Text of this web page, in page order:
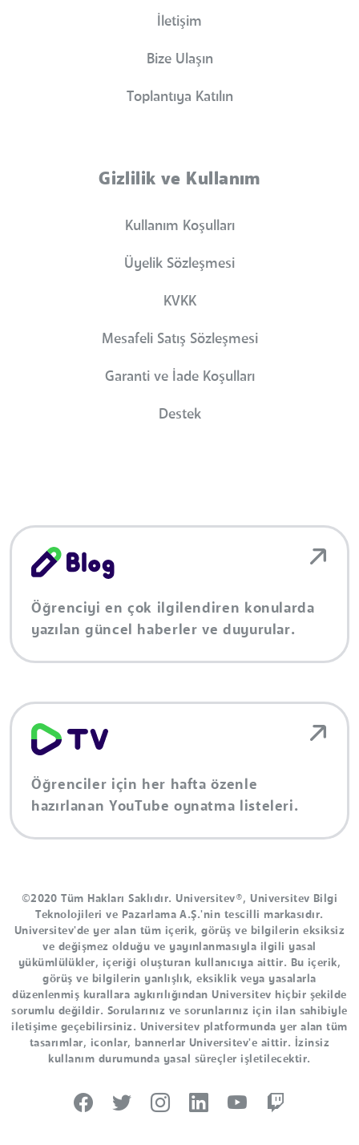
İletişim
Bize Ulaşın
Toplantıya Katılın
Gizlilik ve Kullanım
Kullanım Koşulları
Üyelik Sözleşmesi
KVKK
Mesafeli Satış Sözleşmesi
Garanti ve İade Koşulları
Destek
Öğrenciyi en çok ilgilendiren konularda
yazılan güncel haberler ve duyurular.
Öğrenciler için her hafta özenle
hazırlanan YouTube oynatma listeleri.
©2020 Tüm Hakları Saklıdır. Universitev®, Universitev Bilgi
Teknolojileri ve Pazarlama A.Ş.'nin tescilli markasıdır.
Universitev'de yer alan tüm içerik, görüş ve bilgilerin eksiksiz
ve değişmez olduğu ve yayınlanmasıyla ilgili yasal
yükümlülükler, içeriği oluşturan kullanıcıya aittir. Bu içerik,
görüş ve bilgilerin yanlışlık, eksiklik veya yasalarla
düzenlenmiş kurallara aykırılığından Universitev hiçbir şekilde
sorumlu değildir. Sorularınız ve sorunlarınız için ilan sahibiyle
iletişime geçebilirsiniz. Universitev platformunda yer alan tüm
tasarımlar, iconlar, bannerlar Universitev'e aittir. İzinsiz
kullanım durumunda yasal süreçler işletilecektir.